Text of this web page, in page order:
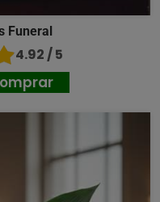
Funeral
4.92 / 5